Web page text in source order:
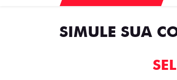
SIMULE SUA